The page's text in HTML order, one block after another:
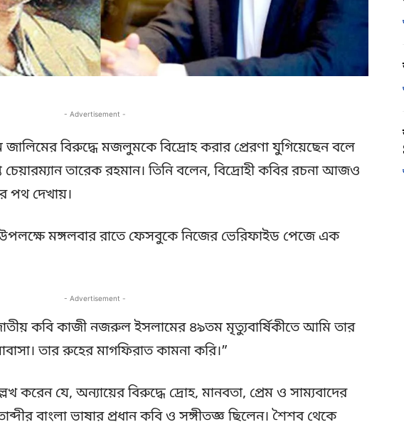
- Advertisement -
বিরুদ্ধে মজলুমকে বিদ্রোহ করার প্রেরণা যুগিয়েছেন বলে
চেয়ারম্যান তারেক রহমান। তিনি বলেন, বিদ্রোহী কবির রচনা আজও
পথ দেখায়।
উপলক্ষে মঙ্গলবার রাতে ফেসবুকে নিজের ভেরিফাইড পেজে এক
- Advertisement -
কবি কাজী নজরুল ইসলামের ৪৯তম মৃত্যুবার্ষিকীতে আমি তার
তার রুহের মাগফিরাত কামনা করি।”
করেন যে, অন্যায়ের বিরুদ্ধে দ্রোহ, মানবতা, প্রেম ও সাম্যবাদের
বাংলা ভাষার প্রধান কবি ও সঙ্গীতজ্ঞ ছিলেন। শৈশব থেকে